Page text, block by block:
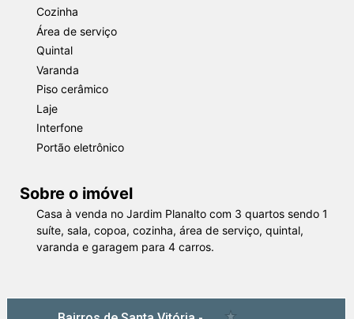
Cozinha
Área de serviço
Quintal
Varanda
Piso cerâmico
Laje
Interfone
Portão eletrônico
Sobre o imóvel
Casa à venda no Jardim Planalto com 3 quartos sendo 1
suíte, sala, copoa, cozinha, área de serviço, quintal,
varanda e garagem para 4 carros.